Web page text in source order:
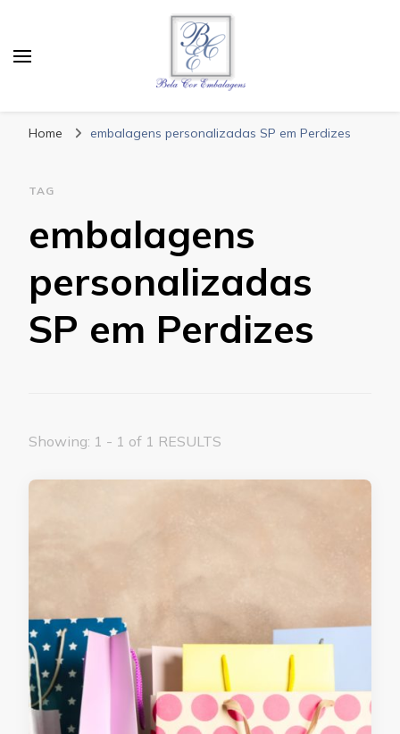
Home embalagens personalizadas SP em Perdizes
TAG
embalagens
personalizadas
SP em Perdizes
Showing: 1 - 1 of 1 RESULTS